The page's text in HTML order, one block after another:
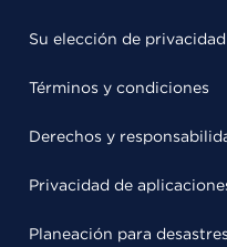
Su elección de privacidad
Términos y condiciones
Derechos y
Privacidad de
Planeación para desastres